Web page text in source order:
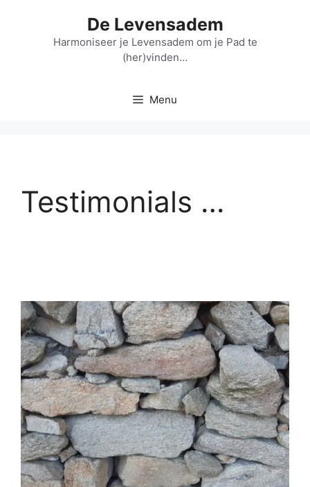
De Levensadem
Harmoniseer je Levensadem om je Pad te
(her)vinden…
Menu
Testimonials …